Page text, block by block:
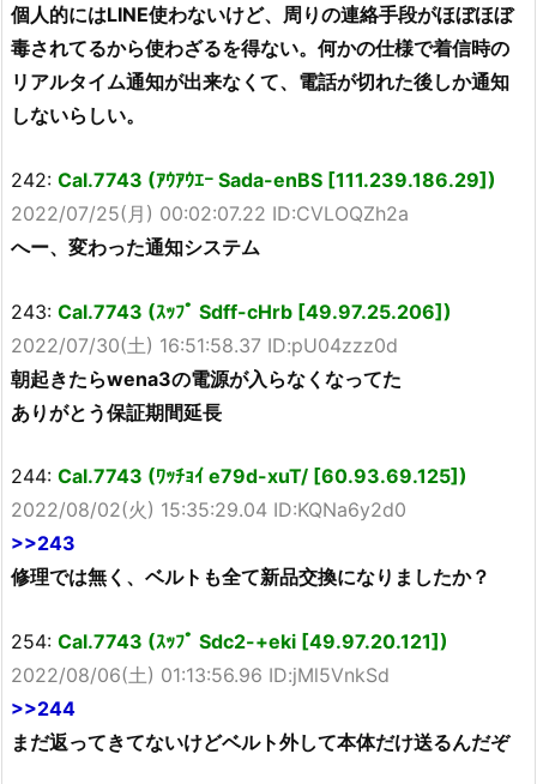
個人的にはLINE使わないけど、周りの連絡手段がほぼほぼ
毒されてるから使わざるを得ない。何かの仕様で着信時の
リアルタイム通知が出来なくて、電話が切れた後しか通知
しないらしい。
242: Cal.7743 (ｱｳｱｳｴｰ Sada-enBS [111.239.186.29])
2022/07/25(月) 00:02:07.22 ID:CVLOQZh2a
へー、変わった通知システム
243: Cal.7743 (ｽｯﾌﾟ Sdff-cHrb [49.97.25.206])
2022/07/30(土) 16:51:58.37 ID:pU04zzz0d
朝起きたらwena3の電源が入らなくなってた
ありがとう保証期間延長
244: Cal.7743 (ﾜｯﾁｮｲ e79d-xuT/ [60.93.69.125])
2022/08/02(火) 15:35:29.04 ID:KQNa6y2d0
>>243
修理では無く、ベルトも全て新品交換になりましたか？
254: Cal.7743 (ｽｯﾌﾟ Sdc2-+eki [49.97.20.121])
2022/08/06(土) 01:13:56.96 ID:jMl5VnkSd
>>244
まだ返ってきてないけどベルト外して本体だけ送るんだぞ